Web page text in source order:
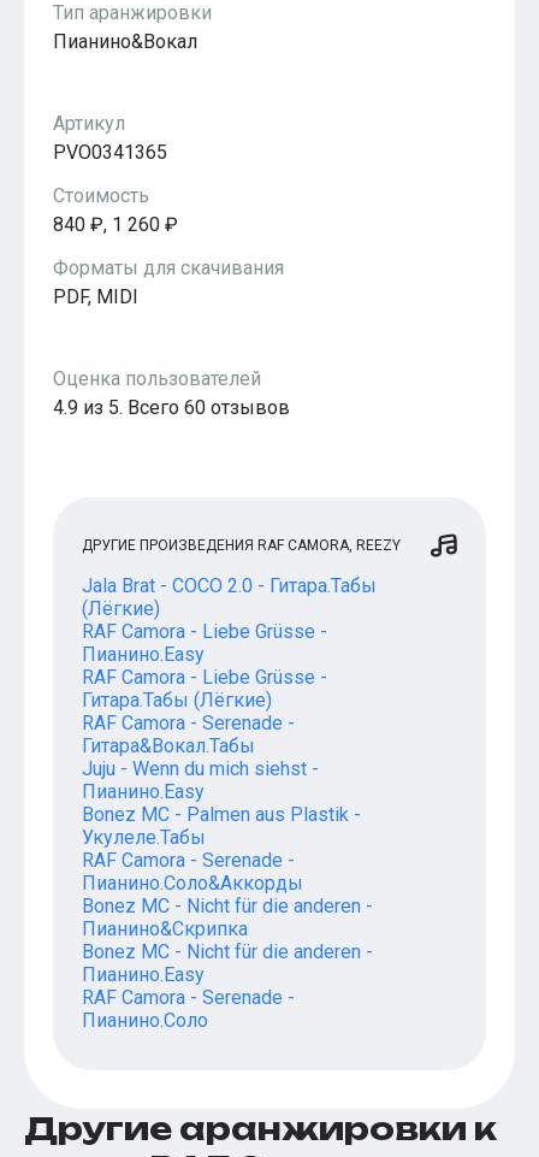
Тип аранжировки
Пианино&Вокал
Артикул
PVO0341365
Стоимость
840 ₽, 1 260 ₽
Форматы для скачивания
PDF, MIDI
Оценка пользователей
4.9 из 5. Всего 60 отзывов
ДРУГИЕ ПРОИЗВЕДЕНИЯ RAF CAMORA, REEZY
Jala Brat - COCO 2.0 - Гитара.Табы
(Лёгкие)
RAF Camora - Liebe Grüsse -
Пианино.Easy
RAF Camora - Liebe Grüsse -
Гитара.Табы (Лёгкие)
RAF Camora - Serenade -
Гитара&Вокал.Табы
Juju - Wenn du mich siehst -
Пианино.Easy
Bonez MC - Palmen aus Plastik -
Укулеле.Табы
RAF Camora - Serenade -
Пианино.Соло&Аккорды
Bonez MC - Nicht für die anderen -
Пианино&Скрипка
Bonez MC - Nicht für die anderen -
Пианино.Easy
RAF Camora - Serenade -
Пианино.Соло
Другие аранжировки к